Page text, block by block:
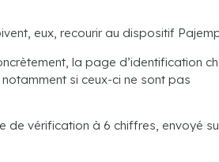
eux, recourir au dispositif
la page d’identification
si ceux-ci ne sont pas
de vérification à 6 chiffres, envoyé